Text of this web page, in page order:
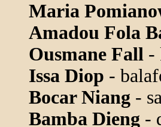
Maria
Amadou Fola
Ousmane Fall -
Issa Diop -
Bocar Niang -
Bamba Dieng -